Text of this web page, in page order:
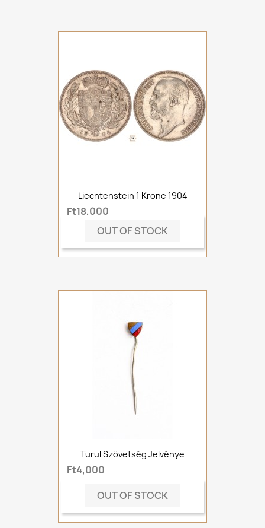
Liechtenstein 1 Krone 1904
Ft18,000
OUT OF STOCK
Turul Szövetség Jelvénye
Ft4,000
OUT OF STOCK